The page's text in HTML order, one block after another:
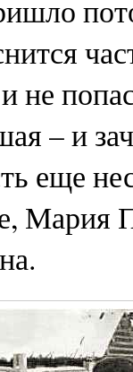
не
– и
еще
Мария